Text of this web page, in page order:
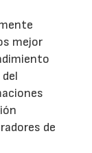
mejor
de